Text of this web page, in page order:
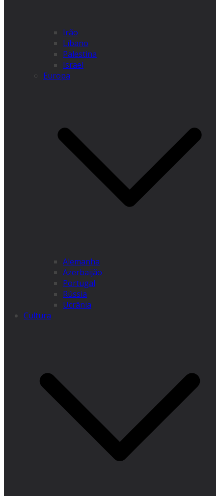
Irão
Líbano
Palestina
Israel
Europa
Alemanha
Azerbaijão
Portugal
Rússia
Ucrânia
Cultura